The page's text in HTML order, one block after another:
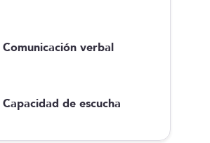
Comunicación verbal
Capacidad de escucha